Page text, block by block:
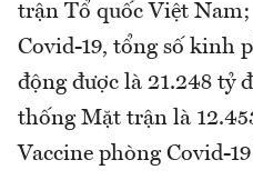
trận Tổ quốc Việt
Covid-19, tổng số kinh
động được là 21.248 tỷ
thống Mặt trận là
Vaccine phòng Covid-